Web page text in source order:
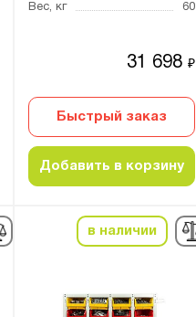
Вес, кг
60
31 698 ₽
Быстрый заказ
Добавить в корзину
в наличии